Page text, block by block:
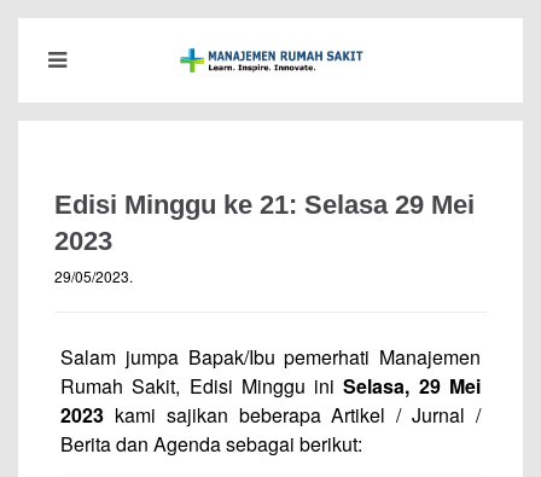
Edisi Minggu ke 21: Selasa 29 Mei
2023
29/05/2023.
Salam jumpa Bapak/Ibu pemerhati Manajemen
Rumah Sakit, Edisi Minggu iniSelasa, 29 Mei
2023 kami sajikan beberapa Artikel / Jurnal /
Berita dan Agenda sebagai berikut: